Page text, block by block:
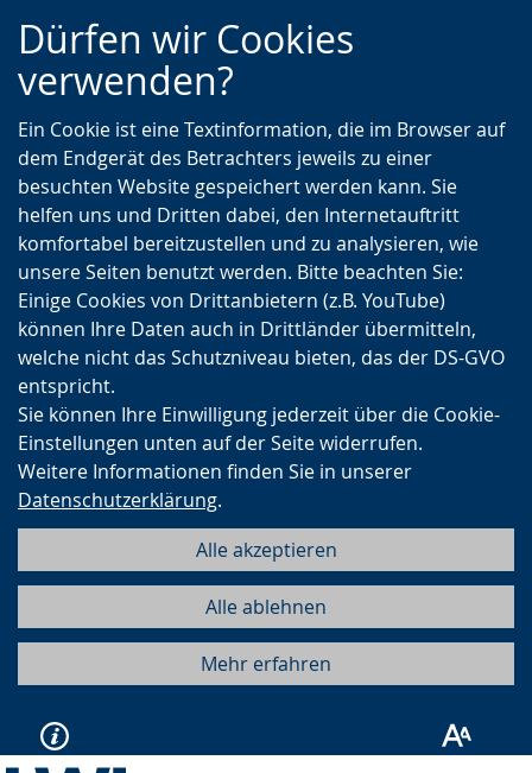
Zur
Hauptnavigation
Zur
Seitennavigation
Zum
Inhalt
Dürfen wir Cookies
verwenden?
Ein Cookie ist eine Textinformation, die im Browser auf
dem Endgerät des Betrachters jeweils zu einer
besuchten Website gespeichert werden kann. Sie
helfen uns und Dritten dabei, den Internetauftritt
komfortabel bereitzustellen und zu analysieren, wie
unsere Seiten benutzt werden. Bitte beachten Sie:
Einige Cookies von Drittanbietern (z.B. YouTube)
können Ihre Daten auch in Drittländer übermitteln,
welche nicht das Schutzniveau bieten, das der DS-GVO
entspricht.
Sie können Ihre Einwilligung jederzeit über die Cookie-
Einstellungen unten auf der Seite widerrufen.
Weitere Informationen finden Sie in unserer
Datenschutzerklärung.
Alle akzeptieren
Alle ablehnen
Mehr erfahren